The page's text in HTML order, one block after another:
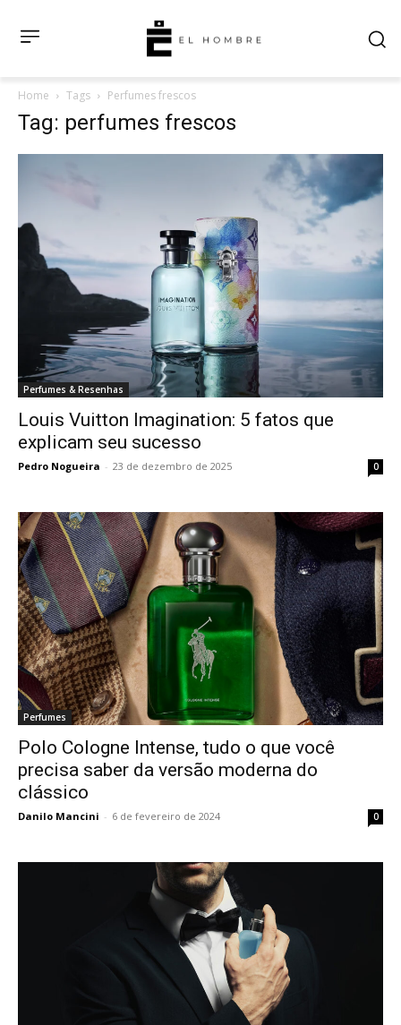
Home Tags Perfumes frescos
Tag: perfumes frescos
Perfumes & Resenhas
Louis Vuitton Imagination: 5 fatos que
explicam seu sucesso
Pedro Nogueira - 23 de dezembro de 2025 0
Perfumes
Polo Cologne Intense, tudo o que você
precisa saber da versão moderna do
clássico
Danilo Mancini - 6 de fevereiro de 2024 0